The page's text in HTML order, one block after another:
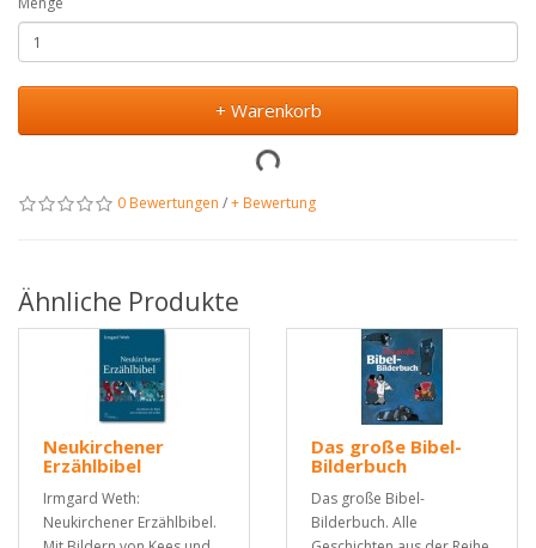
+ Warenkorb
0 Bewertungen /+ Bewertung
Ähnliche Produkte
Neukirchener
Erzählbibel
Irmgard Weth:
Neukirchener Erzählbibel.
Das große Bibel-
Bilderbuch
Das große Bibel-
Bilderbuch. Alle